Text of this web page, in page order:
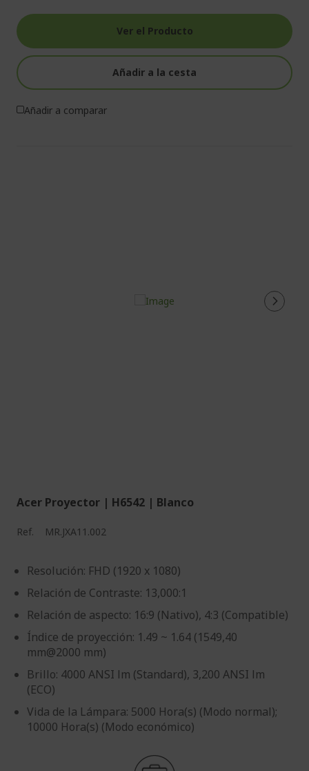
Ver el Producto
Añadir a la cesta
Añadir a comparar
Acer Proyector | H6542 | Blanco
Ref. MR.JXA11.002
Resolución: FHD (1920 x 1080)
Relación de Contraste: 13,000:1
Relación de aspecto: 16:9 (Nativo), 4:3 (Compatible)
Índice de proyección: 1.49 ~ 1.64 (1549,40
mm@2000 mm)
Brillo: 4000 ANSI lm (Standard), 3,200 ANSI lm
(ECO)
Vida de la Lámpara: 5000 Hora(s) (Modo normal);
10000 Hora(s) (Modo económico)